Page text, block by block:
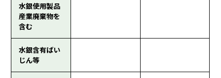
水銀使用製品
産業廃棄物を
含む
水銀含有ばい
じん等